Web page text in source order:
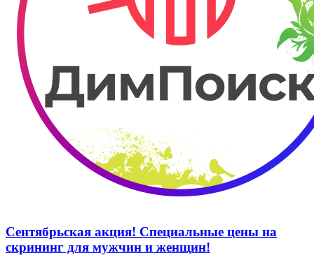
Сентябрьская акция! Специальные цены на
скрининг для мужчин и женщин!